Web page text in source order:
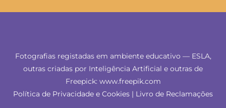
Fotografias registadas em ambiente educativo — ESLA,
outras criadas por Inteligência Artificial e outras de
Freepick: www.freepik.com
Política de Privacidade e Cookies | Livro de Reclamações